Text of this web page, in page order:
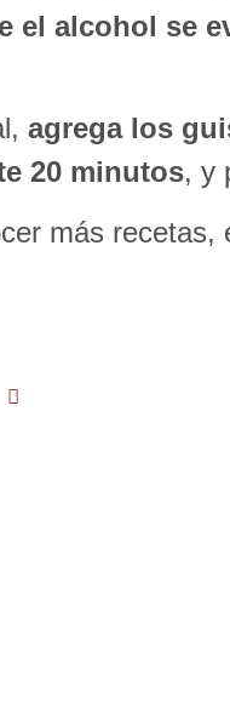
el alcohol se
agrega los
20 minutos, y
más recetas,